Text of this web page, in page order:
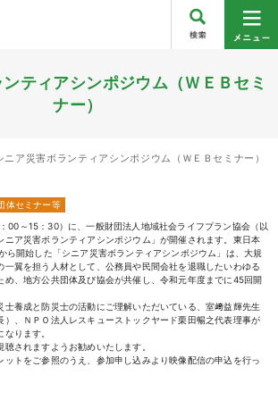
ティアシンポジウム（ＷＥＢセミ
ナー）
ニア災害ボランティアシンポジウム（ＷＥＢセミナー）
体セミナー等
00～15：30）に、一般財団法人地域社会ライフプラン協会（以
ニア災害ボランティアシンポジウム」が開催されます。東日本
ら開始した「シニア災害ボランティアシンポジウム」は、大規
一翼を担う人材として、公務員や民間会社を退職したいわゆる
め、地方公共団体及び協会が共催し、令和元年度までに45回開
士養成と防災士の活動にご理解いただいている、室﨑益輝先生
）、ＮＰＯ法人レスキューストックヤード栗田暢之代表理事が
ります。
されますようお勧めいたします。
ットをご参照のうえ、参加申し込みより映像配信の申込を行っ